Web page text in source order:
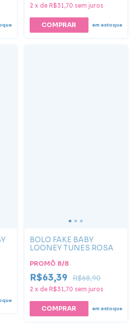
2 x de R$31,70 sem juros
em estoque
BOLO FAKE BABY
LOONEY TUNES ROSA
PROMÔ 8/8
R$63,39 R$68,90
2 x de R$31,70 sem juros
em estoque